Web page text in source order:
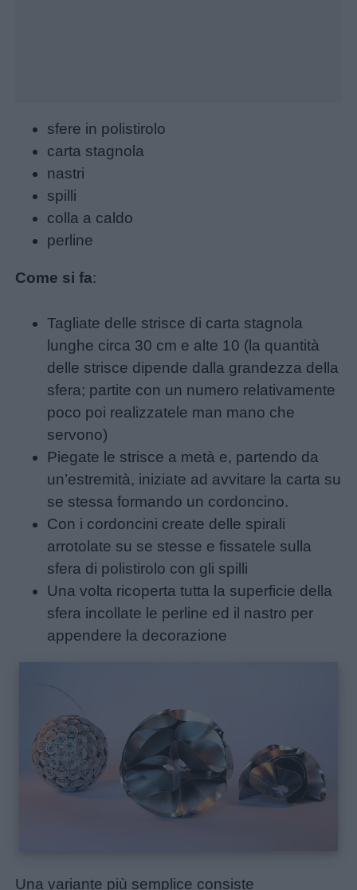
Menu
Schede
didattiche
Disegni
da
Storie
per
bambini
Feste
e
giornate
Filastrocche
Giochi
Lavoretti
Nomi
Nomi
femminili
Frasi
sfere in polistirolo
carta stagnola
nastri
spilli
colla a caldo
perline
Come si fa:
Tagliate delle strisce di carta stagnola
lunghe circa 30 cm e alte 10 (la quantità
delle strisce dipende dalla grandezza della
sfera; partite con un numero relativamente
poco poi realizzatele man mano che
servono)
Piegate le strisce a metà e, partendo da
un’estremità, iniziate ad avvitare la carta su
se stessa formando un cordoncino.
Con i cordoncini create delle spirali
arrotolate su se stesse e fissatele sulla
sfera di polistirolo con gli spilli
Una volta ricoperta tutta la superficie della
sfera incollate le perline ed il nastro per
appendere la decorazione
Una variante più semplice consiste